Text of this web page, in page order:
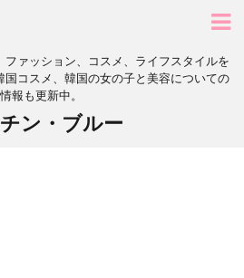
ァッション、コスメ、ライフスタイルを
コスメ、韓国の女の子と美容についての
情報も更新中。
ン・ブルー